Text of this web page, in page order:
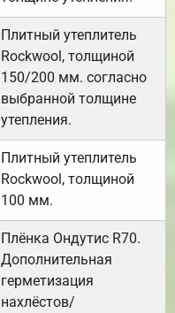
Плитный утеплитель
Rockwool, толщиной
150/200 мм. согласно
выбранной толщине
утепления.
Плитный утеплитель
Rockwool, толщиной
100 мм.
Плёнка Ондутис R70.
Дополнительная
герметизация
нахлёстов/